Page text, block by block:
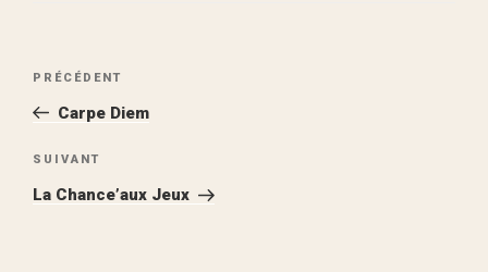
Navigation
l’article
Article
précédent
PRÉCÉDENT
Carpe Diem
Article
suivant
SUIVANT
La Chance’aux Jeux